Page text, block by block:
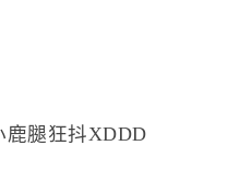
鹿腿狂抖XDDD